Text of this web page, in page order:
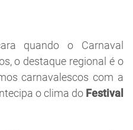
quando o Carnaval
o destaque regional é o
carnavalescos com a
o clima do Festival